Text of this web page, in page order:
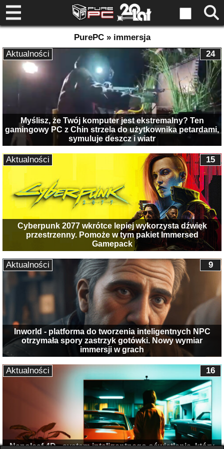
PurePC » immersja
Myślisz, że Twój komputer jest ekstremalny? Ten
gamingowy PC z Chin strzela do użytkownika petardami,
symuluje deszcz i wiatr
24
Aktualności
Cyberpunk 2077 wkrótce lepiej wykorzysta dźwięk
przestrzenny. Pomoże w tym pakiet Immersed
Gamepack
15
Aktualności
Inworld - platforma do tworzenia inteligentnych NPC
otrzymała spory zastrzyk gotówki. Nowy wymiar
immersji w grach
9
Aktualności
Nanoleaf 4D - system inteligentnego oświetlenia, który
16
Aktualności